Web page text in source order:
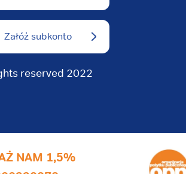
Załóż subkonto
reserved 2022
NAM 1,5%